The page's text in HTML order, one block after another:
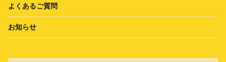
よくあるご質問
お知らせ